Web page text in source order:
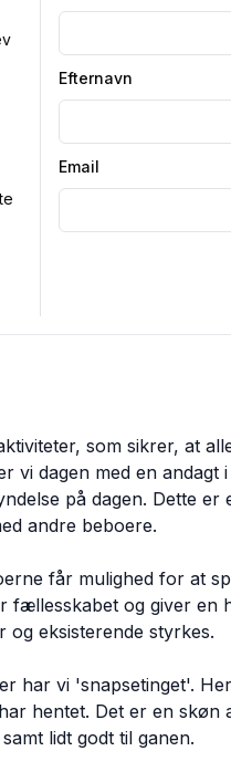
Efternavn
Email
som sikrer, at
dagen med en andagt
på dagen. Dette er
andre beboere.
får mulighed for at
fællesskabet og giver en
eksisterende styrkes.
har vi 'snapsetinget'.
hentet. Det er en skøn
lidt godt til ganen.